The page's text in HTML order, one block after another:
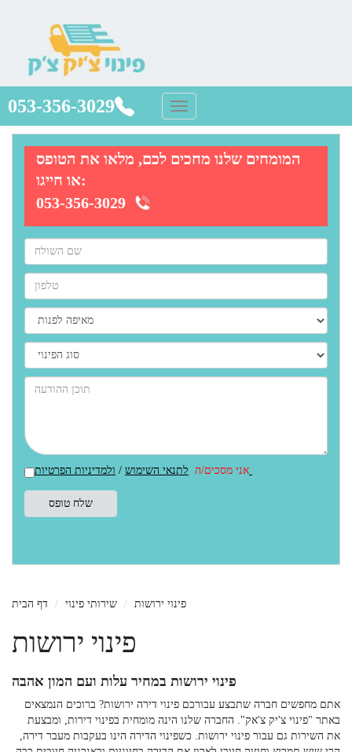
053-356-3029
המומחים שלנו מחכים לכם, מלאו את הטופס
או חייגו:
053-356-3029
אני מסכים/ה לתנאי השימוש /
דף הבית שירותי פינוי פינוי ירושות
פינוי ירושות
פינוי ירושות במחיר עלות ועם המון אהבה
אתם מחפשים חברה שתבצע עבורכם פינוי דירה ירושות? ברוכים הנמצאים
באתר "פינוי צ'יק צ'אק". החברה שלנו הינה מומחית בפינוי דירות, ומבצעת
את השירות גם עבור פינוי ירושות. כשפינוי הדירה הינו בעקבות מעבר דירה,